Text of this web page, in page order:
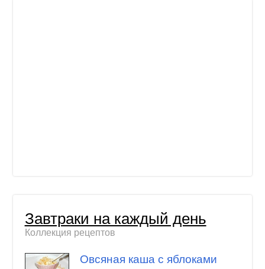
Завтраки на каждый день
Коллекция рецептов
Овсяная каша с яблоками